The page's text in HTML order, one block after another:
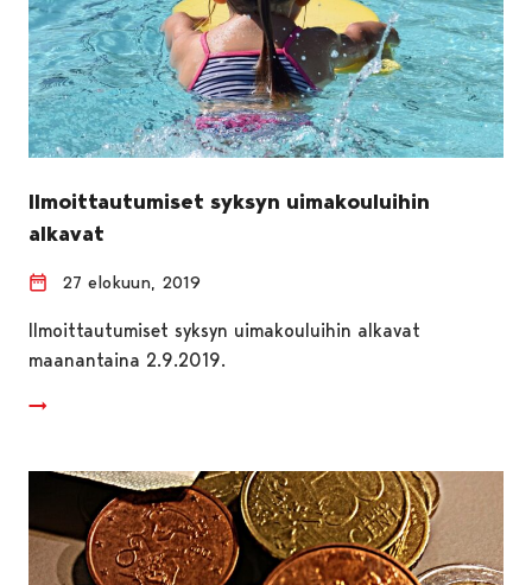
Ilmoittautumiset syksyn uimakouluihin
alkavat
27 elokuun, 2019
Ilmoittautumiset syksyn uimakouluihin alkavat
maanantaina 2.9.2019.